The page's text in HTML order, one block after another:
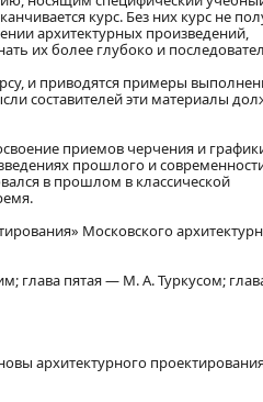
курс. Без них курс не
архитектурных произведений,
их более глубоко и
и приводятся примеры
составителей эти материалы
приемов черчения и
прошлого и
в прошлом в классической
Московского
глава пятая — М. А. Туркусом;
архитектурного